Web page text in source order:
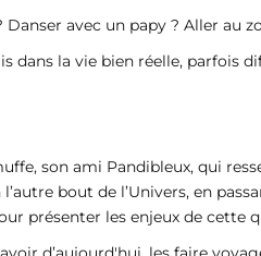
avec un papy ? Aller au
dans la vie bien réelle, parfois
son ami Pandibleux, qui
bout de l’Univers, en
présenter les enjeux de cette